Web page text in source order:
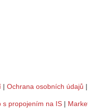
| Ochrana osobních údajů
s propojením na IS |